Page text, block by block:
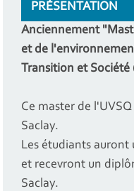
PRÉSENTATION
Anciennement
et de
Transition et Société
Ce master de
Saclay.
Les étudiants auront
et recevront un
Saclay.